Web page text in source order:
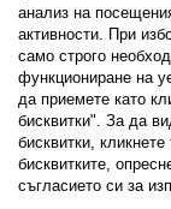
FacebookTwitter
Политика
анализ на
активности. При
само строго
функциониране на
да приемете като
бисквитки". За да
бисквитки,
бисквитките,
съгласието си за